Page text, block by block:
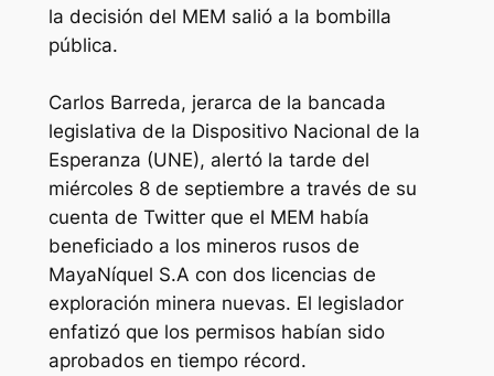
la decisión del MEM salió a la bombilla
pública.
Carlos Barreda, jerarca de la bancada
legislativa de la Dispositivo Nacional de la
Esperanza (UNE), alertó la tarde del
miércoles 8 de septiembre a través de su
cuenta de Twitter que el MEM había
beneficiado a los mineros rusos de
MayaNíquel S.A con dos licencias de
exploración minera nuevas. El legislador
enfatizó que los permisos habían sido
aprobados en tiempo récord.